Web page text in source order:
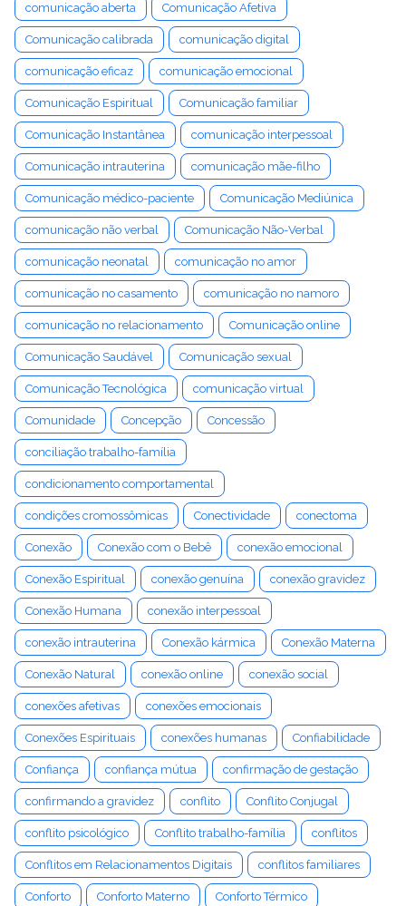
comunicação aberta Comunicação Afetiva
Comunicação calibrada comunicação digital
comunicação eficaz comunicação emocional
Comunicação Espiritual Comunicação familiar
Comunicação Instantânea comunicação interpessoal
Comunicação intrauterina comunicação mãe-filho
Comunicação médico-paciente Comunicação Mediúnica
comunicação não verbal Comunicação Não-Verbal
comunicação neonatal comunicação no amor
comunicação no casamento comunicação no namoro
comunicação no relacionamento Comunicação online
Comunicação Saudável Comunicação sexual
Comunicação Tecnológica comunicação virtual
Comunidade Concepção Concessão
conciliação trabalho-família
condicionamento comportamental
condições cromossômicas Conectividade conectoma
Conexão Conexão com o Bebê conexão emocional
Conexão Espiritual conexão genuína conexão gravidez
Conexão Humana conexão interpessoal
conexão intrauterina Conexão kármica Conexão Materna
Conexão Natural conexão online conexão social
conexões afetivas conexões emocionais
Conexões Espirituais conexões humanas Confiabilidade
Confiança confiança mútua confirmação de gestação
confirmando a gravidez conflito Conflito Conjugal
conflito psicológico Conflito trabalho-família conflitos
Conflitos em Relacionamentos Digitais conflitos familiares
Conforto Conforto Materno Conforto Térmico